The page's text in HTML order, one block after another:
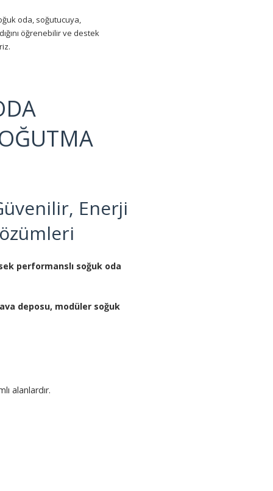
oda, soğutucuya,
öğrenebilir ve destek
Enerji
performanslı soğuk oda
deposu, modüler soğuk
alanlardır.